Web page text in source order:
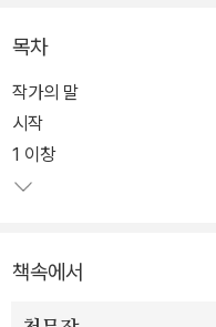
고통을 옮기는 기이한 능력
력 있는 스토리로 풀어낸 《시
일어난 살인사건으로 시작한
변사체, 한 사람이 죽었다기
것으로 보이는 말기 피부암
한 물 냄새와 피 냄새가 뒤섞
목차
작가의 말
시작
1 이창
책속에서